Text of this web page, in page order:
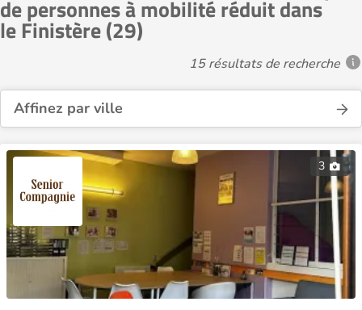
de personnes à mobilité réduit dans
le Finistère (29)
15 résultats de recherche
Affinez par ville
3